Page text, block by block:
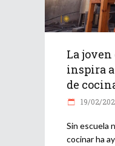
La joven
inspira a
de
19/02/
Sin escuela
cocinar ha